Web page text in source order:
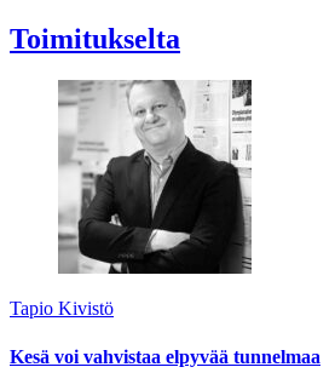
Toimitukselta
Tapio Kivistö
Kesä voi vahvistaa elpyvää tunnelmaa